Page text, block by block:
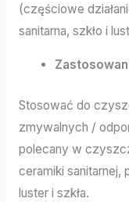
(częściowe
sanitarna, szkło i
Stosować do
zmywalnych /
polecany w
ceramiki sanitarnej,
luster i szkła.